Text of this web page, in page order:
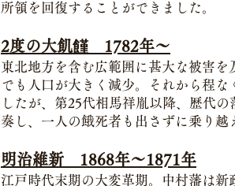
所領を回復することができました。
2度の大飢饉 1782年〜
東北地方を含む広範囲に甚大な被害
でも人口が大きく減少。それから程
したが、第25代相馬祥胤以降、歴代
奏し、一人の餓死者も出さずに乗り越
明治維新 1868年〜1871年
江戸時代末期の大変革期。中村藩は